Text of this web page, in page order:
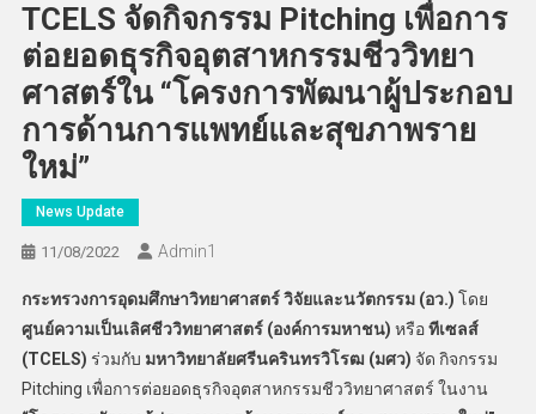
TCELS จัดกิจกรรม Pitching เพื่อการ
ต่อยอดธุรกิจอุตสาหกรรมชีววิทยา
ศาสตร์ใน “โครงการพัฒนาผู้ประกอบ
การด้านการแพทย์และสุขภาพราย
ใหม่”
News Update
11/08/2022 Admin​1
กระทรวงการอุดมศึกษาวิทยาศาสตร์ วิจัยและนวัตกรรม (อว.) โดย
ศูนย์ความเป็นเลิศชีววิทยาศาสตร์ (องค์การมหาชน) หรือทีเซลส์
(TCELS) ร่วมกับ มหาวิทยาลัยศรีนครินทรวิโรฒ (มศว) จัด กิจกรรม
Pitching เพื่อการต่อยอดธุรกิจอุตสาหกรรมชีววิทยาศาสตร์ ในงาน